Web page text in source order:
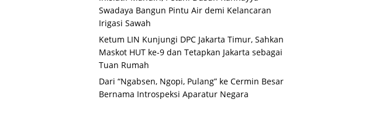
Swadaya Bangun Pintu Air demi Kelancaran
Irigasi Sawah
Ketum LIN Kunjungi DPC Jakarta Timur, Sahkan
Maskot HUT ke-9 dan Tetapkan Jakarta sebagai
Tuan Rumah
Dari “Ngabsen, Ngopi, Pulang” ke Cermin Besar
Bernama Introspeksi Aparatur Negara